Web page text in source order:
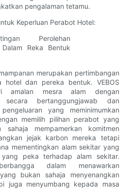
pengalaman tetamu.
Keperluan Perabot Hotel:
merupakan pertimbangan
hotel dan pereka bentuk. VEBOS
amalan mesra alam dengan
secara bertanggungjawab dan
yang meminimumkan
memilih pilihan perabot yang
mempamerkan komitmen
jejak karbon mereka tetapi
mementingkan alam sekitar yang
peka terhadap alam sekitar.
dalam menawarkan
bukan sahaja menyenangkan
juga menyumbang kepada masa